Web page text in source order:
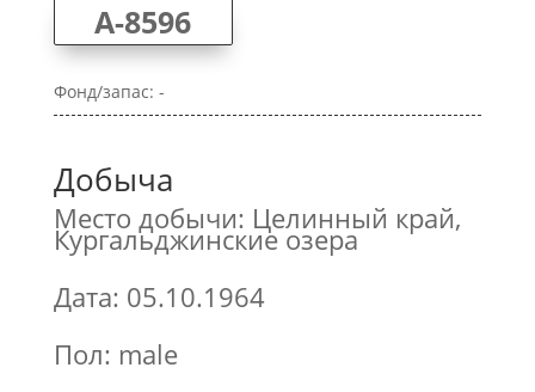
A-8596
Фонд/запас: -
Добыча
Место добычи: Целинный край,
Кургальджинские озера
Дата: 05.10.1964
Пол: male